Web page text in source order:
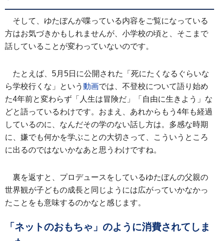
そして、ゆたぼんが喋っている内容をご覧になっている
方はお気づきかもしれませんが、小学校の頃と、そこまで
話していることが変わっていないのです。
たとえば、5月5日に公開された「死にたくなるぐらいな
ら学校行くな」という 動画では、不登校について語り始め
た4年前と変わらず「人生は冒険だ」「自由に生きよう」な
どと語っているわけです。おまえ、あれからもう4年も経過
しているのに、なんだその学のない話し方は。多感な時期
に、嫌でも何かを学ぶことの大切さって、こういうところ
に出るのではないかなあと思うわけですね。
裏を返すと、プロデュースをしているゆたぼんの父親の
世界観が子どもの成長と同じようには広がっていかなかっ
たことをも意味するのかなと感じます。
「ネットのおもちゃ」のように消費されてしま